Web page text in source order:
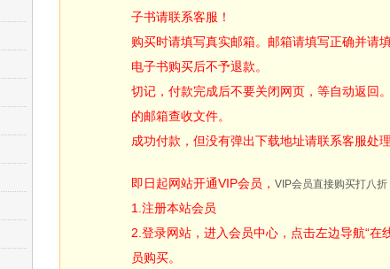
子书请联系客服！
购买时请填写真实邮箱。邮箱请填写正确并请
电子书购买后不予退款。
切记，付款完成后不要关闭网页，等自动返回
的邮箱查收文件。
成功付款，但没有弹出下载地址请联系客服处
即日起网站开通VIP会员， VIP会员直接购买打八折
1.注册本站会员
2.登录网站，进入会员中心，点击左边导航“在
员购买。